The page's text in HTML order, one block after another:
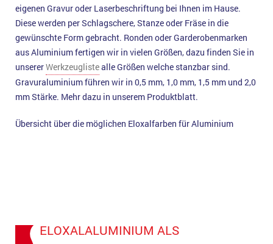
eigenen Gravur oder Laserbeschriftung bei Ihnen im Hause.
Diese werden per Schlagschere, Stanze oder Fräse in die
gewünschte Form gebracht. Ronden oder Garderobenmarken
aus Aluminium fertigen wir in vielen Größen, dazu finden Sie in
unsererWerkzeuglistealle Größen welche stanzbar sind.
Gravuraluminium führen wir in 0,5 mm, 1,0 mm, 1,5 mm und 2,0
mm Stärke. Mehr dazu in unserem Produktblatt.
Übersicht über die möglichen Eloxalfarben für Aluminium
ELOXALALUMINIUM ALS